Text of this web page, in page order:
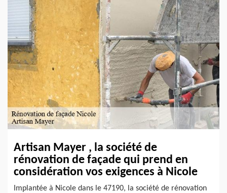
Artisan Mayer , la société de
rénovation de façade qui prend en
considération vos exigences à Nicole
Implantée à Nicole dans le 47190, la société de rénovation